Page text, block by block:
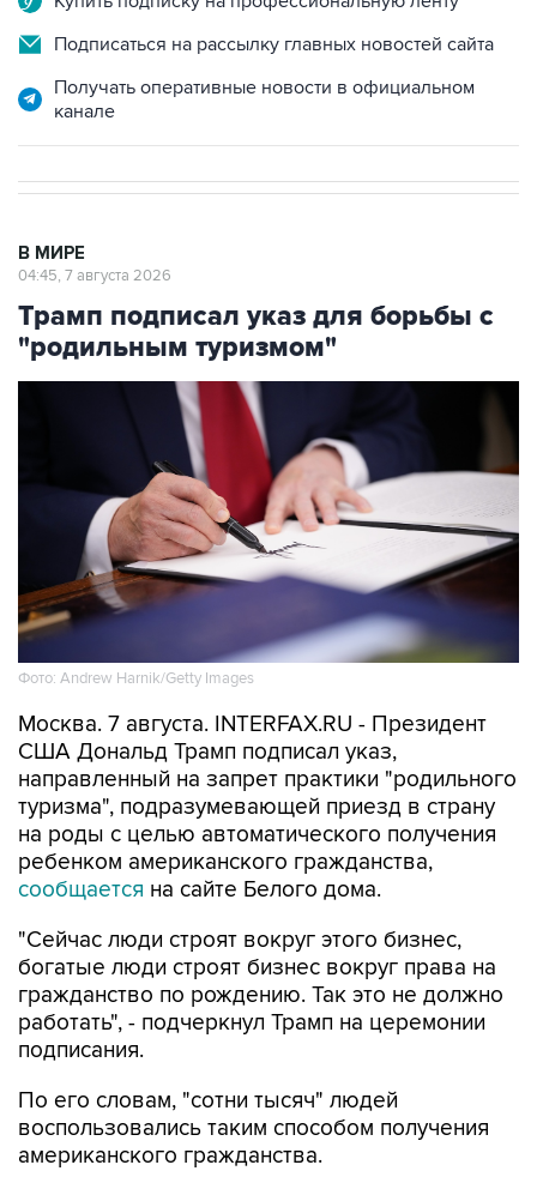
Подписаться на рассылку главных новостей сайта
Получать оперативные новости в официальном
канале
В МИРЕ
04:45, 7 августа 2026
Трамп подписал указ для борьбы с
"родильным туризмом"
Фото: Andrew Harnik/Getty Images
Москва. 7 августа. INTERFAX.RU - Президент
США Дональд Трамп подписал указ,
направленный на запрет практики "родильного
туризма", подразумевающей приезд в страну
на роды с целью автоматического получения
ребенком американского гражданства,
сообщается на сайте Белого дома.
"Сейчас люди строят вокруг этого бизнес,
богатые люди строят бизнес вокруг права на
гражданство по рождению. Так это не должно
работать", - подчеркнул Трамп на церемонии
подписания.
По его словам, "сотни тысяч" людей
воспользовались таким способом получения
американского гражданства.